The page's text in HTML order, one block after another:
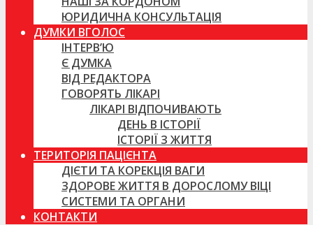
ЮРИДИЧНА КОНСУЛЬТАЦІЯ
ДУМКИ ВГОЛОС
ІНТЕРВ’Ю
Є ДУМКА
ВІД РЕДАКТОРА
ГОВОРЯТЬ ЛІКАРІ
ЛІКАРІ ВІДПОЧИВАЮТЬ
ДЕНЬ В ІСТОРІЇ
ІСТОРІЇ З ЖИТТЯ
ТЕРИТОРІЯ ПАЦІЄНТА
ДІЄТИ ТА КОРЕКЦІЯ ВАГИ
ЗДОРОВЕ ЖИТТЯ В ДОРОСЛОМУ ВІЦІ
СИСТЕМИ ТА ОРГАНИ
КОНТАКТИ